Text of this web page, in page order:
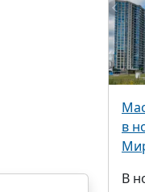
в
В